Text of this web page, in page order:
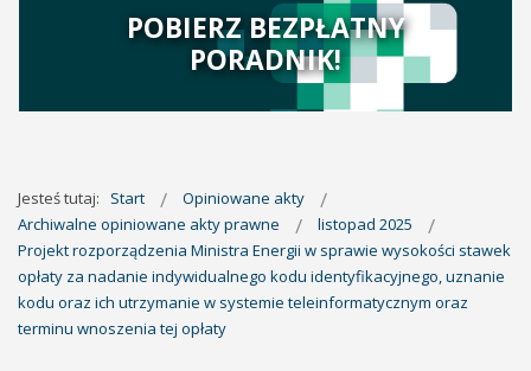
POBIERZ BEZPŁATNY
PORADNIK!
Jesteś tutaj: Start
Opiniowane akty
Archiwalne opiniowane akty prawne
listopad 2025
Projekt rozporządzenia Ministra Energii w sprawie wysokości stawek
opłaty za nadanie indywidualnego kodu identyfikacyjnego, uznanie
kodu oraz ich utrzymanie w systemie teleinformatycznym oraz
terminu wnoszenia tej opłaty